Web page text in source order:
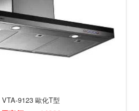
VTA-9123 歐化T型